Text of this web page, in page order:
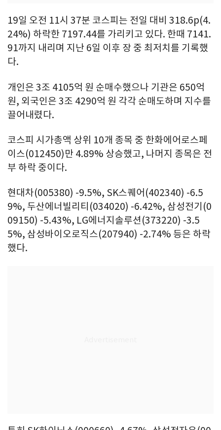
19일 오전 11시 37분 코스피는 전일 대비 318.6p(4.
24%) 하락한 7197.44를 가리키고 있다. 한때 7141.
91까지 내리며 지난 6일 이후 장 중 최저치를 기록했
다.
개인은 3조 4105억 원 순매수했으나 기관은 650억
원, 외국인은 3조 4290억 원 각각 순매도하며 지수를
끌어내렸다.
코스피 시가총액 상위 10개 종목 중 한화에어로스페
이스(012450)만 4.89% 상승했고, 나머지 종목은 전
부 하락 중이다.
현대차(005380) -9.5%, SK스퀘어(402340) -6.5
9%, 두산에너빌리티(034020) -6.42%, 삼성전기(0
09150) -5.43%, LG에너지솔루션(373220) -3.5
5%, 삼성바이오로직스(207940) -2.74% 등은 하락
했다.